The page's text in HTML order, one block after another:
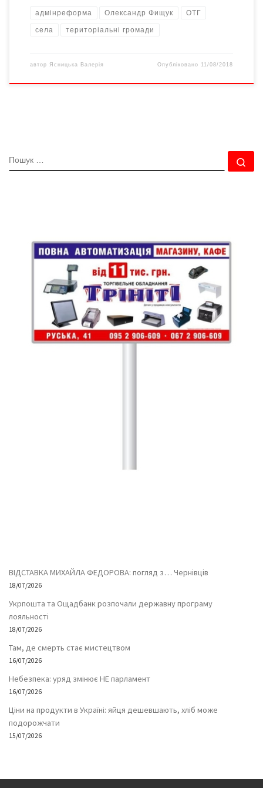
адмінреформа Олександр Фищук ОТГ
села територіальні громади
автор Ясницька Валерія Опубліковано 11/08/2018
ПОШУК
ВІДСТАВКА МИХАЙЛА ФЕДОРОВА: погляд з… Чернівців
18/07/2026
Укрпошта та Ощадбанк розпочали державну програму
лояльності
18/07/2026
Там, де смерть стає мистецтвом
16/07/2026
Небезпека: уряд змінює НЕ парламент
16/07/2026
Ціни на продукти в Україні: яйця дешевшають, хліб може
подорожчати
15/07/2026